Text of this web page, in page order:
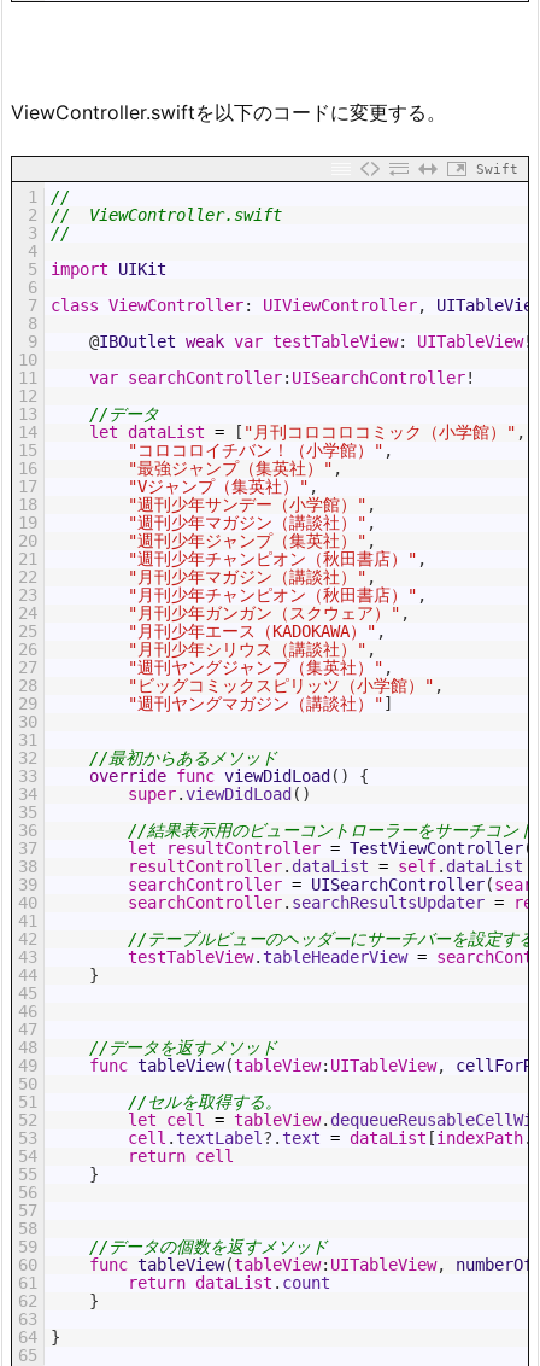
ViewController.swiftを以下のコードに変更する。
Swift
1
2
3
4
5
6
7
8
9
10
11
12
13
14
15
16
17
18
19
20
21
22
23
24
25
26
27
28
29
30
31
32
33
34
35
36
37
38
39
40
41
42
43
44
45
46
47
48
49
50
51
52
53
54
55
56
57
58
59
60
61
62
63
64
65
//
//  ViewController.swift
//
import
UIKit
class ViewController: UIViewController,
@IBOutlet weak var testTableView: UITableView!
var searchController: UISearchController!
//データ
let dataList = [ "月刊コロコロコミック（小学館）" ,
"コロコロイチバン！（小学館）" ,
"最強ジャンプ（集英社）" ,
"Vジャンプ（集英社）" ,
"週刊少年サンデー（小学館）" ,
"週刊少年マガジン（講談社）" ,
"週刊少年ジャンプ（集英社）" ,
"週刊少年チャンピオン（秋田書店）" ,
"月刊少年マガジン（講談社）" ,
"月刊少年チャンピオン（秋田書店）" ,
"月刊少年ガンガン（スクウェア）" ,
"月刊少年エース（KADOKAWA）" ,
"月刊少年シリウス（講談社）" ,
"週刊ヤングジャンプ（集英社）" ,
"ビッグコミックスピリッツ（小学館）" ,
"週刊ヤングマガジン（講談社）"]
//最初からあるメソッド
override func viewDidLoad ( )
{
super.viewDidLoad ( )
//結果表示用のビューコントローラーをサーチコント
let
resultController = TestViewController(
resultController. dataList = self. dataList
searchController = UISearchController(
searchController. searchResultsUpdater =
//テーブルビューのヘッダーにサーチバーを設定する
testTableView.tableHeaderView =
}
//データを返すメソッド
func tableView(tableView: UITableView,
//セルを取得する。
let
cell = tableView.
cell .textLabel ? .text = dataList [indexPath.
return cell
}
//データの個数を返すメソッド
func tableView(tableView: UITableView,
return dataList . count
}
}